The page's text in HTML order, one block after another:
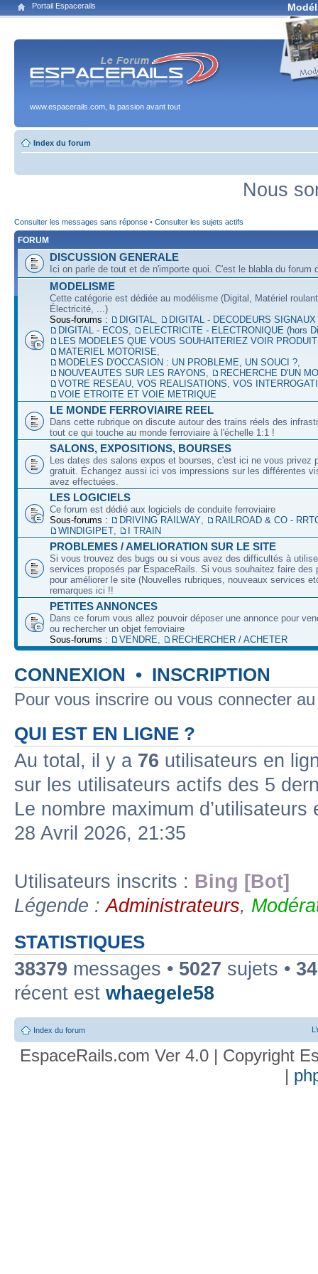
Portail Espacerails
www.espacerails.com, la passion avant tout
Index du forum
Nous
Consulter les messages sans réponse • Consulter les sujets actifs
FORUM
DISCUSSION GENERALE
Ici on parle de tout et de n'importe quoi. C'est le blabla du forum
MODELISME
Cette catégorie est dédiée au modélisme (Digital, Matériel
Électricité, ...)
Sous-forums :
DIGITAL,
DIGITAL - DECODEURS
DIGITAL - ECOS,
ELECTRICITE - ELECTRONIQUE (hors
LES MODELES QUE VOUS SOUHAITERIEZ VOIR
MATERIEL MOTORISE,
MODELES D'OCCASION : UN PROBLEME, UN SOUCI ?,
NOUVEAUTES SUR LES RAYONS,
RECHERCHE D'UN
VOTRE RESEAU, VOS REALISATIONS, VOS
VOIE ETROITE ET VOIE METRIQUE
LE MONDE FERROVIAIRE REEL
Dans cette rubrique on discute autour des trains réels des
tout ce qui touche au monde ferroviaire à l'échelle 1:1 !
SALONS, EXPOSITIONS, BOURSES
Les dates des salons expos et bourses, c'est ici ne vous privez
gratuit. Échangez aussi ici vos impressions sur les différentes
avez effectuées.
LES LOGICIELS
Ce forum est dédié aux logiciels de conduite ferroviaire
Sous-forums :
DRIVING RAILWAY,
RAILROAD & CO -
WINDIGIPET, I TRAIN
PROBLEMES / AMELIORATION SUR LE SITE
Si vous trouvez des bugs ou si vous avez des difficultés à
services proposés par EspaceRails. Si vous souhaitez faire des
pour améliorer le site (Nouvelles rubriques, nouveaux services
remarques ici !!
PETITES ANNONCES
Dans ce forum vous allez pouvoir déposer une annonce pour
ou rechercher un objet ferroviaire
Sous-forums :
VENDRE, RECHERCHER / ACHETER
CONNEXION • INSCRIPTION
Pour vous inscrire ou vous connecter
QUI EST EN LIGNE ?
Au total, il y a 76 utilisateurs en
sur les utilisateurs actifs des 5
Le nombre maximum
28 Avril 2026, 21:35
Utilisateurs inscrits : Bing [Bot]
Légende :Administrateurs,
STATISTIQUES
38379 messages • 5027 sujets •
récent est whaegele58
Index du forum
EspaceRails.com Ver 4.0 | Copyright
|